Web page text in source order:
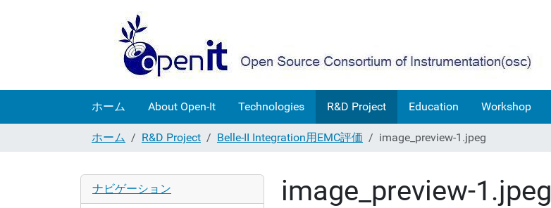
ホーム About Open-It Technologies R&D Project Education Workshop
ホーム R&D Project Belle-II Integration用EMC評価 image_preview-1.jpeg
image_preview-1.jpeg
ナビゲーション